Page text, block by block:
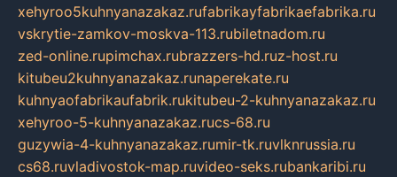
xehyroo5kuhnyanazakaz.rufabrikayfabrikaefabrika.ru
vskrytie-zamkov-moskva-113.rubiletnadom.ru
zed-online.rupimchax.rubrazzers-hd.ruz-host.ru
kitubeu2kuhnyanazakaz.runaperekate.ru
kuhnyaofabrikaufabrik.rukitubeu-2-kuhnyanazakaz.ru
xehyroo-5-kuhnyanazakaz.rucs-68.ru
guzywia-4-kuhnyanazakaz.rumir-tk.ruvlknrussia.ru
cs68.ruvladivostok-map.ruvideo-seks.rubankaribi.ru